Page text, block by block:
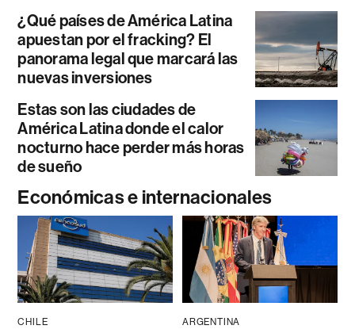
¿Qué países de América Latina
apuestan por el fracking? El
panorama legal que marcará las
nuevas inversiones
Estas son las ciudades de
América Latina donde el calor
nocturno hace perder más horas
de sueño
Económicas e internacionales
CHILE ARGENTINA